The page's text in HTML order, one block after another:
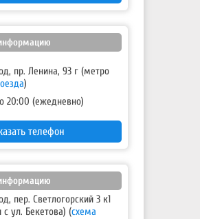
пр. Ленина, 93 г (метро
)
20:00 (ежедневно)
телефон
пер. Светлогорский 3 к1
с ул. Бекетова) (схема